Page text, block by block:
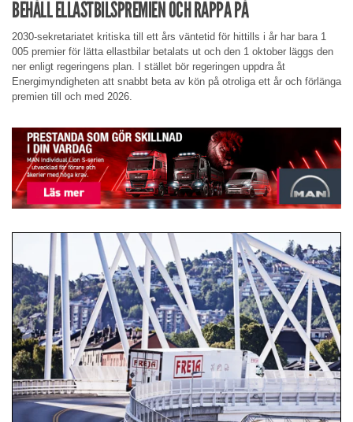
BEHÅLL ELLASTBILSPREMIEN OCH RAPPA PÅ
2030-sekretariatet kritiska till ett års väntetid för hittills i år har bara 1
005 premier för lätta ellastbilar betalats ut och den 1 oktober läggs den
ner enligt regeringens plan. I stället bör regeringen uppdra åt
Energimyndigheten att snabbt beta av kön på otroliga ett år och förlänga
premien till och med 2026.